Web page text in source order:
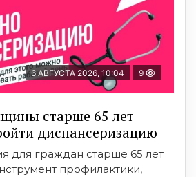
6 АВГУСТА 2026, 10:04 9
старше 65 лет
диспансеризацию
для граждан старше 65 лет
профилактики,